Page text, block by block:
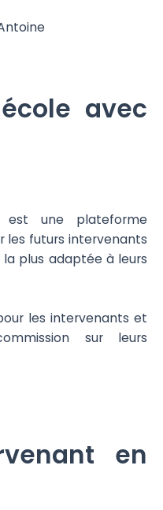
avec
est une plateforme
les futurs intervenants
plus adaptée à leurs
les intervenants et
sur leurs
en